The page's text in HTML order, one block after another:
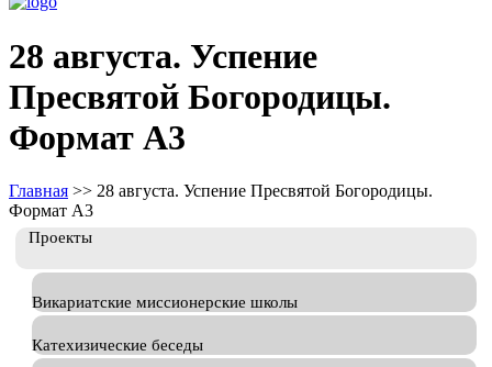
28 августа. Успение
Пресвятой Богородицы.
Формат А3
Главная >> 28 августа. Успение Пресвятой Богородицы.
Формат А3
Проекты
Викариатские миссионерские школы
Катехизические беседы